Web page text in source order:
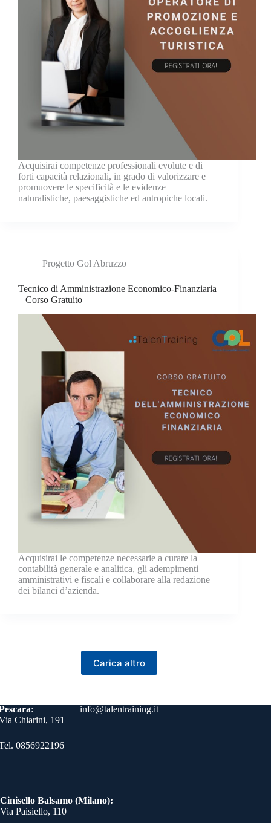
Acquisirai competenze professionali evolute e di
forti capacità relazionali, in grado di valorizzare e
promuovere le specificità e le evidenze
naturalistiche, paesaggistiche ed antropiche locali.
Progetto Gol Abruzzo
Tecnico di Amministrazione Economico-Finanziaria
– Corso Gratuito
Acquisirai le competenze necessarie a curare la
contabilità generale e analitica, gli adempimenti
amministrativi e fiscali e collaborare alla redazione
dei bilanci d’azienda.
Carica altro
info@talentraining.it
:
Chiarini, 191
0856922196
Cinisello Balsamo (Milano):
Via Paisiello, 110